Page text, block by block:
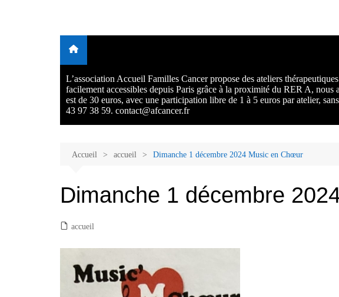
avec et après le cancer
Ecoute thérapeutique, sophrologie, sport adapté, art thérapie,
musico thérapie… . L'adhésion annuelle est de 30 euros avec une
participation libre de 1 à 5 euros par atelier sans obligation.
L’association Accueil Familles Cancer propose des ateliers
facilement accessibles depuis Paris grâce à la proximité du RER A, nous
est de 30 euros, avec une participation libre de 1 à 5 euros par atelier,
43 97 38 59. contact@afcancer.fr
Accueil accueil Dimanche 1 décembre 2024 Music en Chœur
Dimanche 1 décembre
accueil